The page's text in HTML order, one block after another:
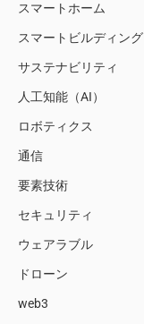
スマートホーム
スマートビルディング
サステナビリティ
人工知能（AI）
ロボティクス
通信
要素技術
セキュリティ
ウェアラブル
ドローン
web3